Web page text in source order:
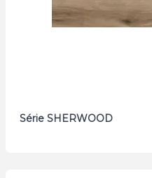
Série SHERWOOD